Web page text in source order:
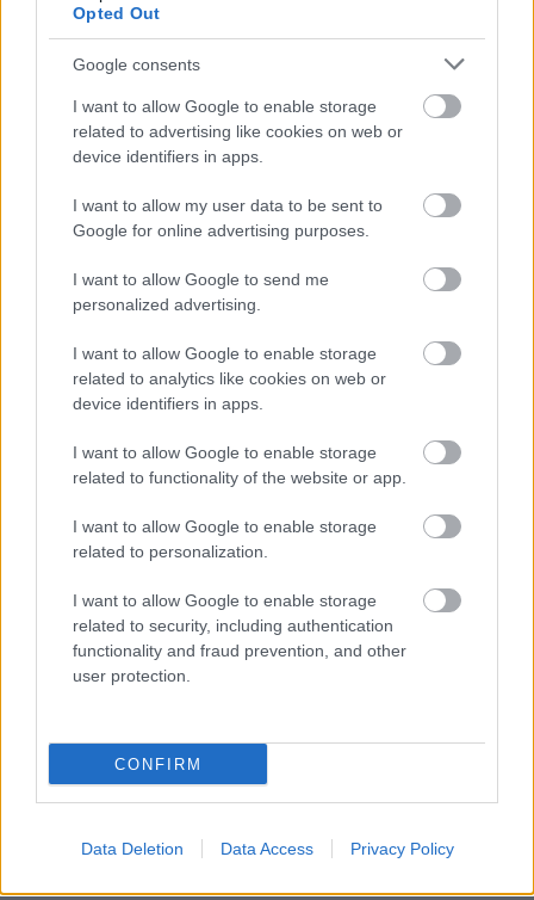
Opted Out
Google consents
I want to allow Google to enable storage
related to advertising like cookies on web or
device identifiers in apps.
I want to allow my user data to be sent to
Google for online advertising purposes.
I want to allow Google to send me
personalized advertising.
I want to allow Google to enable storage
related to analytics like cookies on web or
device identifiers in apps.
I want to allow Google to enable storage
related to functionality of the website or app.
I want to allow Google to enable storage
related to personalization.
I want to allow Google to enable storage
related to security, including authentication
functionality and fraud prevention, and other
user protection.
CONFIRM
Data Deletion Data Access Privacy Policy
átalakulás a Dulux 2026-os színeivel
színes_ötletek•2026. július 28.
Egy nyaraló mindig jó terep egy kis kísérletezésre,
hiszen teljesen más ütemben zajlik ott az élet, távol
Színes gondolatok, vidám alkotások –
lezárult a Nebulo vakációs kreatív
kihívása
A vakáció első napjai mindig különleges érzéseket
hoznak magukkal. A hosszú tanév fáradtsága lassan
eltűnik, helyét átveszi a szabadság, a ...